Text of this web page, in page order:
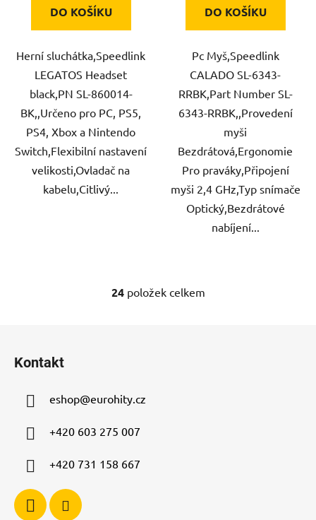
DO KOŠÍKU
Herní sluchátka,Speedlink
LEGATOS Headset
black,PN SL-860014-
BK,,Určeno pro PC, PS5,
PS4, Xbox a Nintendo
Switch,Flexibilní nastavení
velikosti,Ovladač na
kabelu,Citlivý...
DO KOŠÍKU
Pc Myš,Speedlink
CALADO SL-6343-
RRBK,Part Number SL-
6343-RRBK,,Provedení
myši
Bezdrátová,Ergonomie
Pro praváky,Připojení
myši 2,4 GHz,Typ snímače
Optický,Bezdrátové
nabíjení...
O
24položek celkem
Kontakt
eshop@eurohity.cz
+420 603 275 007
+420 731 158 667